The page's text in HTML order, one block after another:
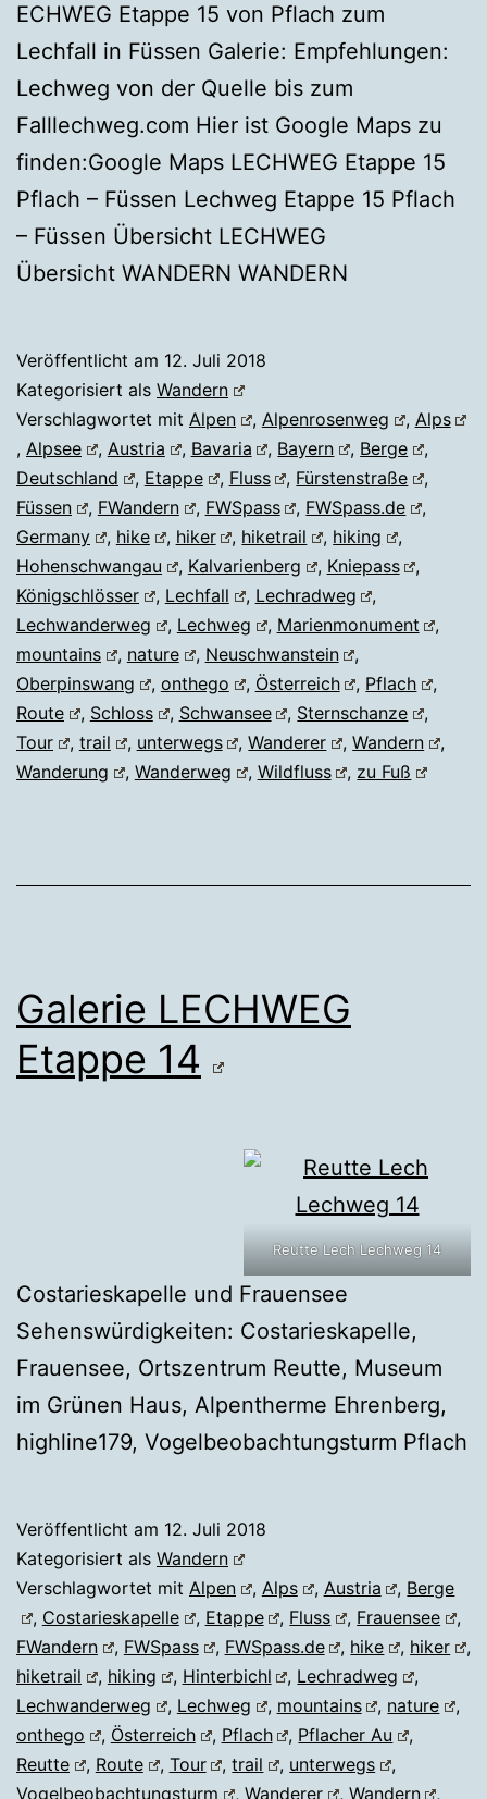
ECHWEG Etappe 15 von Pflach zum
Lechfall in Füssen Galerie: Empfehlungen:
Lechweg von der Quelle bis zum
Falllechweg.com Hier ist Google Maps zu
finden:Google Maps LECHWEG Etappe 15
Pflach – Füssen Lechweg Etappe 15 Pflach
– Füssen Übersicht LECHWEG
Übersicht WANDERN WANDERN
Veröffentlicht am 12. Juli 2018
Kategorisiert als Wandern
Verschlagwortet mit Alpen , Alpenrosenweg , Alps
, Alpsee , Austria , Bavaria , Bayern , Berge
,
Deutschland
, Etappe , Fluss , Fürstenstraße
,
Füssen
, FWandern , FWSpass , FWSpass.de
,
Germany
, hike , hiker , hiketrail , hiking
,
Hohenschwangau
, Kalvarienberg , Kniepass
,
Königschlösser
, Lechfall , Lechradweg
,
Lechwanderweg
, Lechweg , Marienmonument
,
mountains
, nature , Neuschwanstein
,
Oberpinswang
, onthego , Österreich , Pflach
,
Route
, Schloss , Schwansee , Sternschanze
,
Tour
, trail , unterwegs ,Wanderer ,Wandern
,
Wanderung
, Wanderweg , Wildfluss , zu Fuß
Galerie LECHWEG
Etappe 14
Reutte Lech Lechweg 14
Costarieskapelle und Frauensee
Sehenswürdigkeiten: Costarieskapelle,
Frauensee, Ortszentrum Reutte, Museum
im Grünen Haus, Alpentherme Ehrenberg,
highline179, Vogelbeobachtungsturm Pflach
Veröffentlicht am 12. Juli 2018
Kategorisiert als Wandern
Verschlagwortet mit Alpen , Alps , Austria , Berge
, Costarieskapelle , Etappe , Fluss , Frauensee
,
FWandern
, FWSpass , FWSpass.de , hike , hiker
,
hiketrail
, hiking , Hinterbichl , Lechradweg
,
Lechwanderweg
, Lechweg , mountains , nature
,
onthego
, Österreich , Pflach , Pflacher Au
,
Reutte
, Route , Tour ,trail , unterwegs
,
Vogelbeobachtungsturm
, Wanderer , Wandern ,